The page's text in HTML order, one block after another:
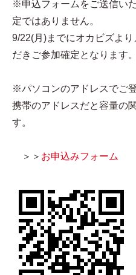
※申込フォームをご送信い
定ではありません。
9/22(月)までにオカビズよ
だきご参加確定となります。
※パソコンのアドレスでご
携帯のアドレスだと容量の
す。
＞＞ お申込みフォーム